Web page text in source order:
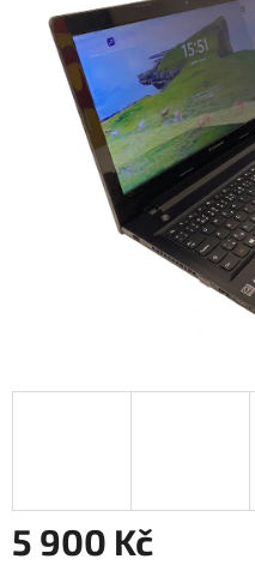
0,0
z
5
hvězdiček.
5 900 Kč